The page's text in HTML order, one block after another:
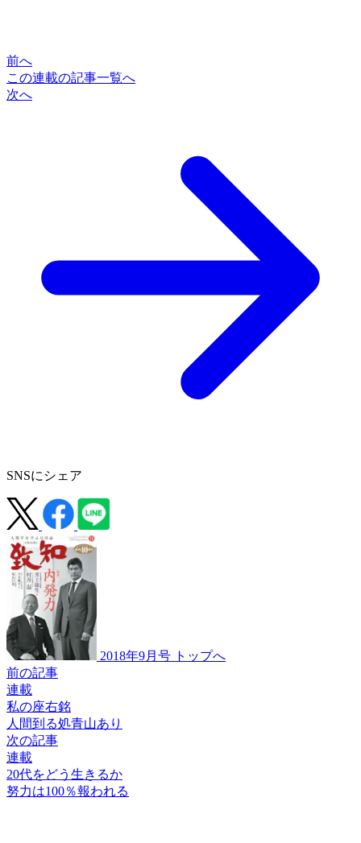
前へ
この連載の記事一覧へ
次へ
SNSにシェア
2018年9月号 トップへ
前の記事
連載
私の座右銘
人間到る処青山あり
次の記事
連載
20代をどう生きるか
努力は100％報われる